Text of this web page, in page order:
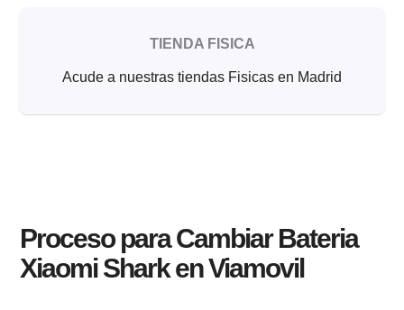
TIENDA FISICA
Acude a nuestras tiendas Fisicas en Madrid
Proceso para Cambiar Bateria
Xiaomi Shark en Viamovil